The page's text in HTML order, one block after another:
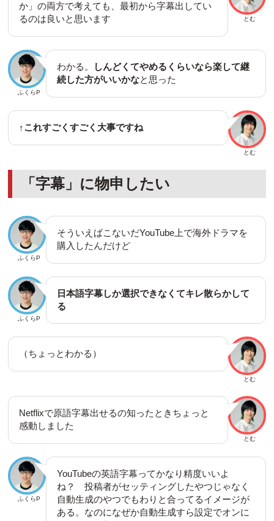
とむ
か」の両方で考えても、最初から字幕出してい
るのは良いと思います
ふくらP
わかる。
しんどくてやめるくらいなら楽して継
続した方がいいかなと思った
とむ
↑これすごくすごく大事ですね
「字幕」に物申したい
ふくらP
そういえばこないだYouTube上で海外ドラマを
購入したんだけど
ふくらP
日本語字幕しか選択できなくてキレ散らかして
る
とむ
（ちょっとわかる）
とむ
Netflixで原語字幕出せるの知ったときちょっと
感動しました
ふくらP
YouTubeの英語字幕ってかなり精度いいよ
ね？ 投稿者がセッティングしたやつじゃなく
自動生成のやつでもわりと合ってるイメージが
ある。なのになぜか自動生成すら設定でオンに